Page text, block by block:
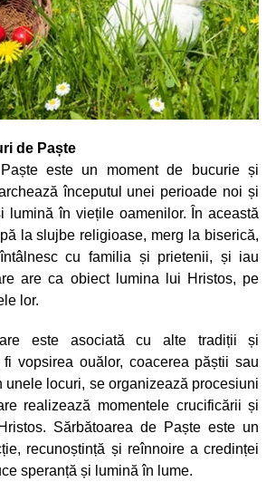
de Paște
este un moment de bucurie și
începutul unei perioade noi și
lumină în viețile oamenilor. În această
la slujbe religioase, merg la biserică,
cu familia și prietenii, și iau
are ca obiect lumina lui Hristos, pe
lor.
este asociată cu alte tradiții și
vopsirea ouălor, coacerea păștii sau
unele locuri, se organizează procesiuni
realizează momentele crucificării și
Sărbătoarea de Paște este un
recunoștință și reînnoire a credinței
speranță și lumină în lume.